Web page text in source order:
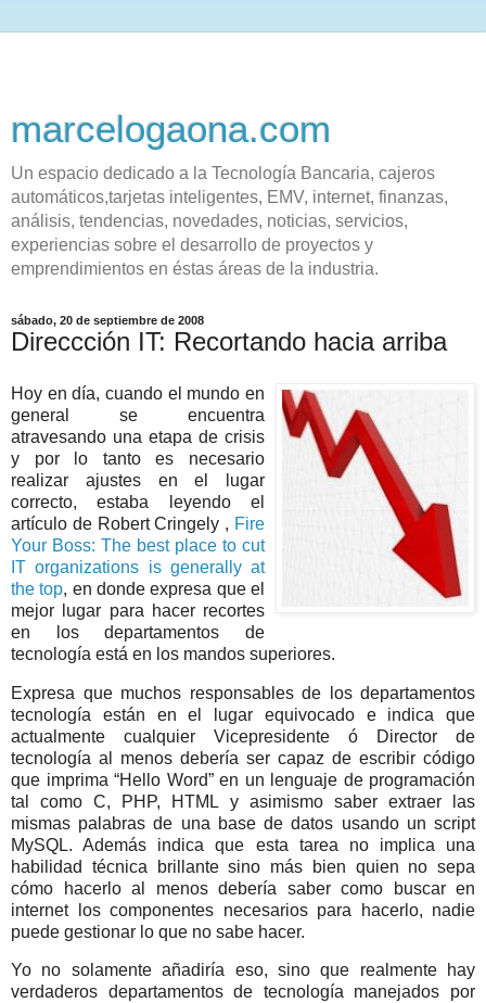
marcelogaona.com
Un espacio dedicado a la Tecnología Bancaria, cajeros
automáticos,tarjetas inteligentes, EMV, internet, finanzas,
análisis, tendencias, novedades, noticias, servicios,
experiencias sobre el desarrollo de proyectos y
emprendimientos en éstas áreas de la industria.
sábado, 20 de septiembre de 2008
Direccción IT: Recortando hacia arriba
Hoy en día, cuando el mundo en
general se encuentra
atravesando una etapa de crisis
y por lo tanto es necesario
realizar ajustes en el lugar
correcto, estaba leyendo el
artículo de Robert Cringely , Fire
Your Boss: The best place to cut
IT organizations is generally at
the top, en donde expresa que el
mejor lugar para hacer recortes
en los departamentos de
tecnología está en los mandos superiores.
Expresa que muchos responsables de los departamentos
tecnología están en el lugar equivocado e indica que
actualmente cualquier Vicepresidente ó Director de
tecnología al menos debería ser capaz de escribir código
que imprima “Hello Word” en un lenguaje de programación
tal como C, PHP, HTML y asimismo saber extraer las
mismas palabras de una base de datos usando un script
MySQL. Además indica que esta tarea no implica una
habilidad técnica brillante sino más bien quien no sepa
cómo hacerlo al menos debería saber como buscar en
internet los componentes necesarios para hacerlo, nadie
puede gestionar lo que no sabe hacer.
Yo no solamente añadiría eso, sino que realmente hay
verdaderos departamentos de tecnología manejados por